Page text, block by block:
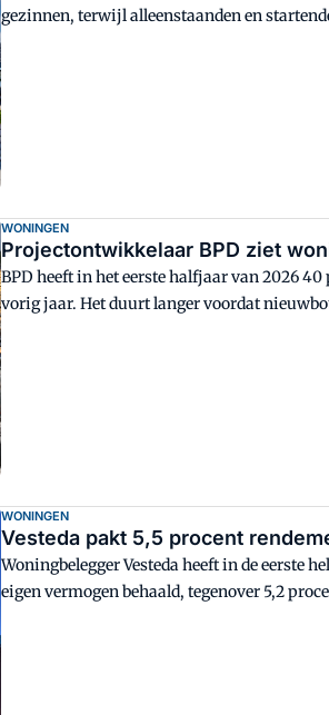
gezinnen, terwijl alleenstaanden en
WONINGEN
Projectontwikkelaar BPD ziet
BPD heeft in het eerste halfjaar van 2026
vorig jaar. Het duurt langer voordat
WONINGEN
Vesteda pakt 5,5 procent
Woningbelegger Vesteda heeft in de eerste
eigen vermogen behaald, tegenover 5,2